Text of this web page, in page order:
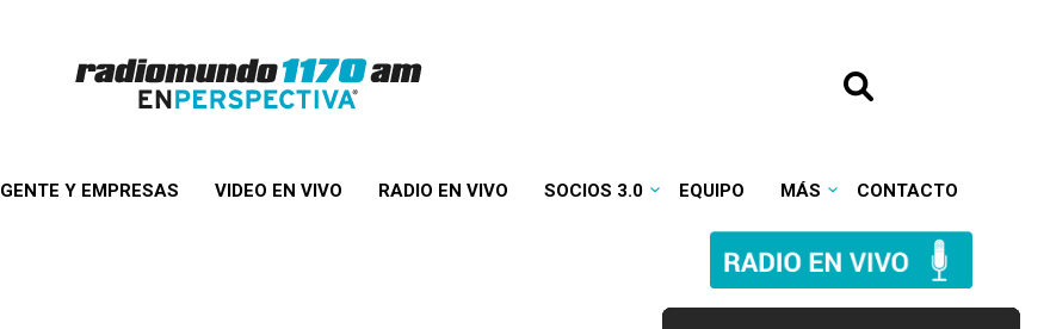
GENTE Y EMPRESAS VIDEO EN VIVO RADIO EN VIVO SOCIOS 3.0 EQUIPO MÁS CONTACTO